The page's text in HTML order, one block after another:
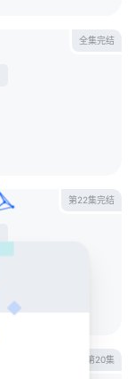
全集完结
第22集完结
第20集